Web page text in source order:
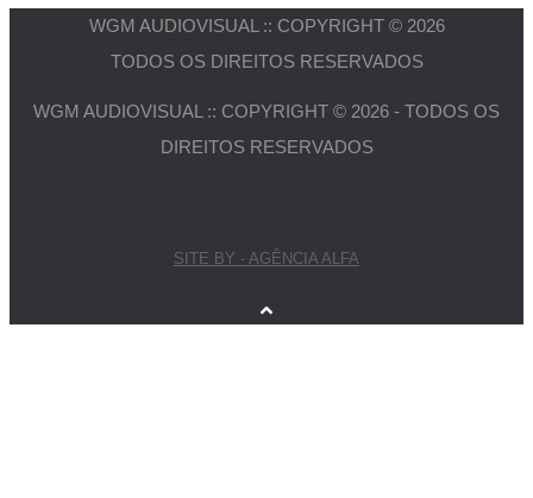
WGM AUDIOVISUAL :: COPYRIGHT © 2026
TODOS OS DIREITOS RESERVADOS
WGM AUDIOVISUAL :: COPYRIGHT © 2026 - TODOS OS
DIREITOS RESERVADOS
SITE BY - AGÊNCIA ALFA